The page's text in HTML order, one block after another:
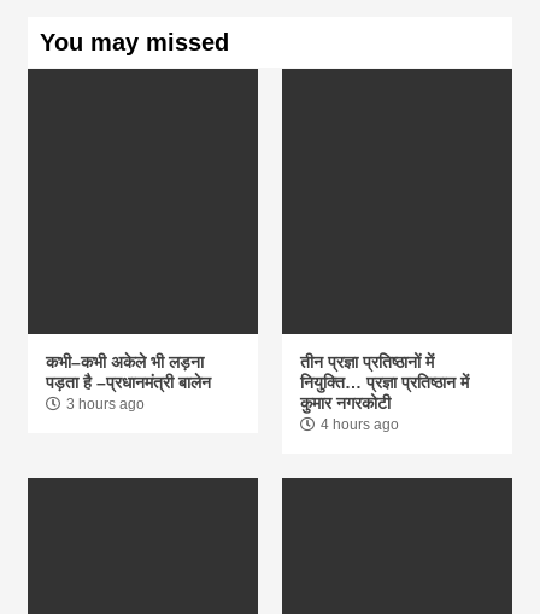
You may missed
कभी–कभी अकेले भी लड़ना
पड़ता है –प्रधानमंत्री बालेन
3 hours ago
तीन प्रज्ञा प्रतिष्ठानों में
नियुक्ति… प्रज्ञा प्रतिष्ठान में
कुमार नगरकोटी
4 hours ago